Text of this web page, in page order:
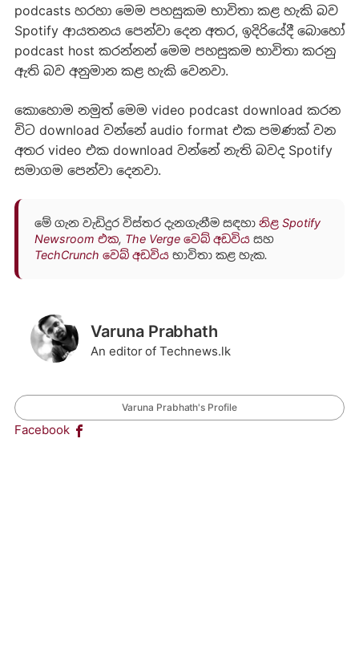
podcasts හරහා මෙම පහසුකම භාවිතා කළ හැකි බව
Spotify ආයතනය පෙන්වා දෙන අතර, ඉදිරියේදී බොහෝ
podcast host කරන්නන් මෙම පහසුකම භාවිතා කරනු
ඇති බව අනුමාන කළ හැකි වෙනවා.
කොහොම නමුත් මෙම video podcast download කරන
විට download වන්නේ audio format එක පමණක් වන
අතර video එක download වන්නේ නැති බවද Spotify
සමාගම පෙන්වා දෙනවා.
මේ ගැන වැඩිදුර විස්තර දැනගැනීම සඳහා නිළ Spotify
Newsroom එක, The Verge වෙබ් අඩවියසහ
TechCrunch වෙබ් අඩවියභාවිතා කළ හැක.
Varuna Prabhath
An editor of Technews.lk
Varuna Prabhath's Profile
Facebook